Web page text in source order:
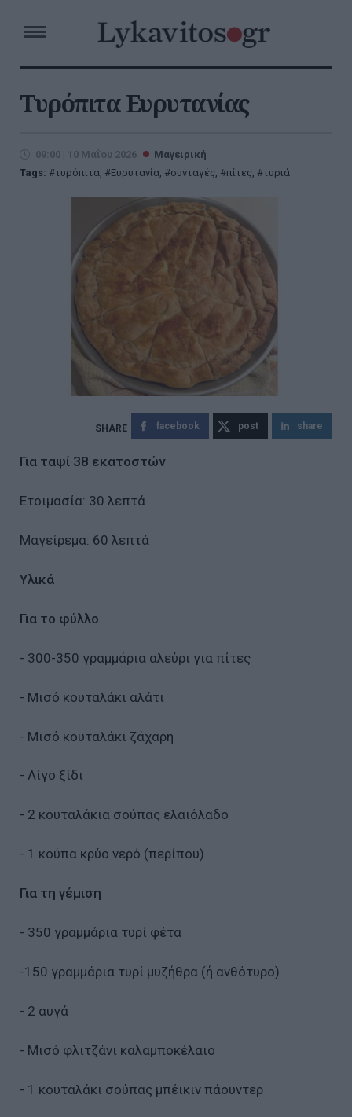
Τυρόπιτα Ευρυτανίας
09:00 | 10 Μαΐου 2026
Μαγειρική
Tags:
τυρόπιτα, Ευρυτανία, συνταγές, πίτες, τυριά
facebook post share
Για ταψί 38 εκατoστών
Ετοιμασία: 30 λεπτά
Μαγείρεμα: 60 λεπτά
Υλικά
Για το φύλλο
- 300-350 γραμμάρια αλεύρι για πίτες
- Μισό κουταλάκι αλάτι
- Μισό κουταλάκι ζάχαρη
- Λίγο ξίδι
- 2 κουταλάκια σούπας ελαιόλαδο
- 1 κούπα κρύο νερό (περίπου)
Για τη γέμιση
- 350 γραμμάρια τυρί φέτα
-150 γραμμάρια τυρί μυζήθρα (ή ανθότυρο)
- 2 αυγά
- Μισό φλιτζάνι καλαμποκέλαιο
- 1 κουταλάκι σούπας μπέικιν πάουντερ